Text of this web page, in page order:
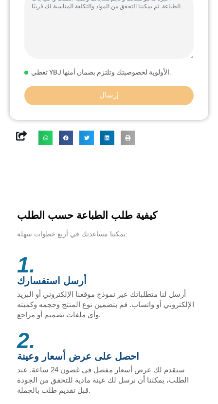
تعطي YBJ الأولوية لخصوصيتك وتلتزم بضمان أمنها.
إرسال
كيفية طلب الطباعة حسب الطلب
يمكننا مساعدتك في أربع خطوات سهلة:
1.
أرسل استفسارك
أرسل لنا متطلباتك عبر نموذج موقعنا الإلكتروني أو البريد
الإلكتروني أو واتساب. قم بتضمين نوع المنتج وحجمه وكميته
وأي ملفات تصميم أو مراجع.
2.
احصل على عرض أسعار وعينة
سنقدم لك عرض أسعار مفصل في غضون 24 ساعة. عند
الطلب، يمكننا أن نرسل لك عينة مادية للتحقق من الجودة
قبل تقديم طلب بالجملة.